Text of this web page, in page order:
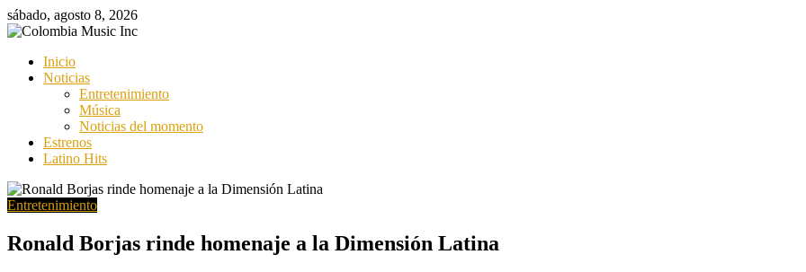
Saltar
al
sábado, agosto 8, 2026
Music
Music
Inicio
Noticias
Entretenimiento
Música
Noticias del momento
Estrenos
Latino Hits
Entretenimiento
Ronald Borjas rinde homenaje a la Dimensión Latina